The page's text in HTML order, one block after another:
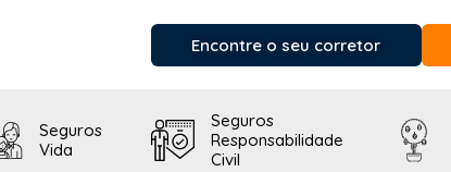
Encontre o seu corretor
Seguros
Vida
Seguros
Responsabilidade
Civil